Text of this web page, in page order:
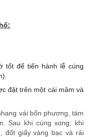
tốt để tiến hành lễ cúng
đặt trên một cái mâm và
vái bốn phương, tám
Sau khi cúng xong, khi
đốt giấy vàng bạc và rải